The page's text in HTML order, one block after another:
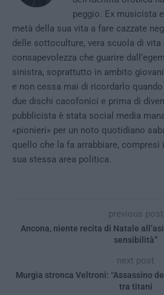
peggio. Ex musicista
metà della sua vita a fare cazzate
delle sottoculture, vera scuola di
consapevolezza che guarire
sinistra, soprattutto in ambito
e non cessa mai di ricordarlo
due dischi cacofonici e prima di
pubblicista è stata social media
«pionieri» per un noto quotidiano
quello che la fa arrabbiare,
sua stessa area politica.
previous post
Ancona, niente recita di Natale
sensibilità”
next post
Murgia stronca Veltroni: “Assassino
tra titani